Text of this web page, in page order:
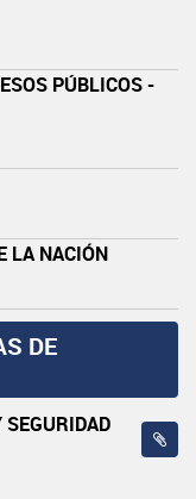
PÚBLICOS -
LA NACIÓN
DE